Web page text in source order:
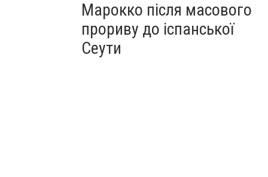
Марокко після масового
прориву до іспанської
Сеути